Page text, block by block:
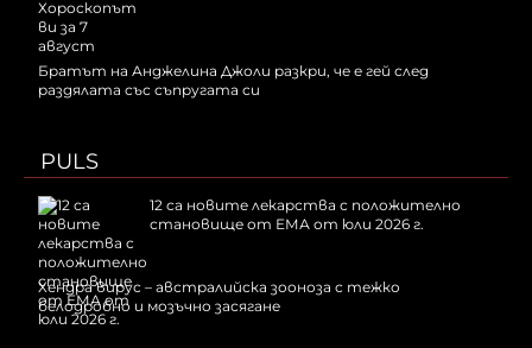
Братът на Анджелина Джоли разкри, че е гей след
раздялата със съпругата си
PULS
12 са новите лекарства с положително
становище от ЕМА от юли 2026 г.
Хендра вирус – австралийска зооноза с тежко
белодробно и мозъчно засягане